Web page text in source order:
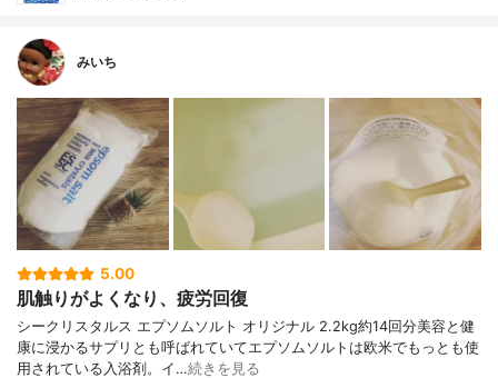
みいち
5.00
肌触りがよくなり、疲労回復
シークリスタルス エプソムソルト オリジナル 2.2kg約14回分美容と健
康に浸かるサプリとも呼ばれていてエプソムソルトは欧米でもっとも使
用されている入浴剤。イ…続きを見る